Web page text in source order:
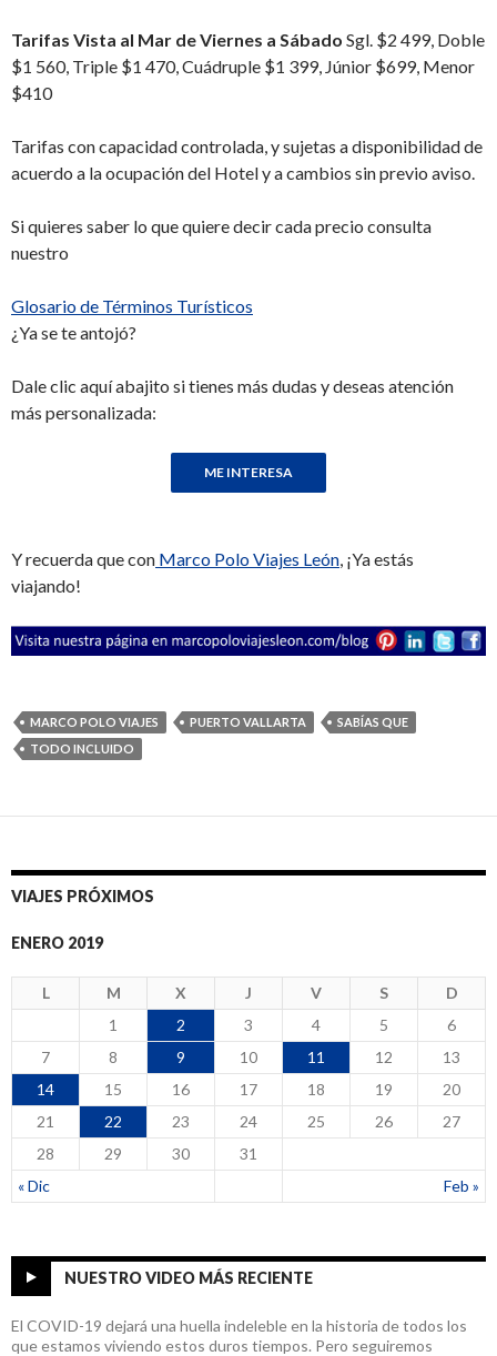
Tarifas Vista al Mar de Viernes a Sábado Sgl. $2 499, Doble
$1 560, Triple $1 470, Cuádruple $1 399, Júnior $699, Menor
$410
Tarifas con capacidad controlada, y sujetas a disponibilidad de
acuerdo a la ocupación del Hotel y a cambios sin previo aviso.
Si quieres saber lo que quiere decir cada precio consulta
nuestro
Glosario de Términos Turísticos
¿Ya se te antojó?
Dale clic aquí abajito si tienes más dudas y deseas atención
más personalizada:
Y recuerda que con Marco Polo Viajes León , ¡Ya estás
viajando!
MARCO POLO VIAJES PUERTO VALLARTA
SABÍAS QUE
TODO INCLUIDO
VIAJES PRÓXIMOS
ENERO 2019
L M X J V S D
« Dic Feb »
1 2 3 4 5
6
7
8 9 10 11 12
13
14
15 16 17 18 19
20
21
22 23 24 25 26
27
28
29 30 31
NUESTRO VIDEO MÁS RECIENTE
El COVID-19 dejará una huella indeleble en la historia de todos los
que estamos viviendo estos duros tiempos. Pero seguiremos